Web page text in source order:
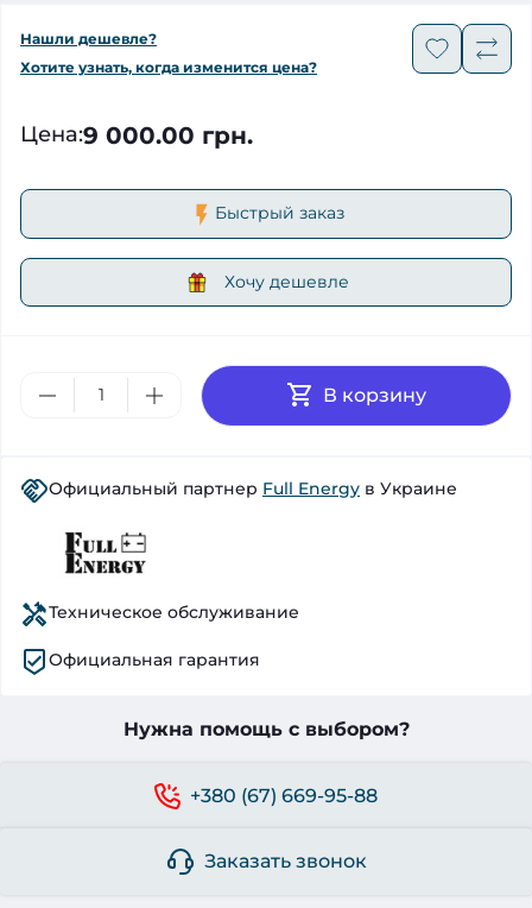
Нашли дешевле?
Хотите узнать, когда изменится цена?
Цена:9 000.00 грн.
Быстрый заказ
Хочу дешевле
В корзину
Официальный партнер Full Energy в Украине
Техническое обслуживание
Официальная гарантия
Нужна помощь с выбором?
+380 (67) 669-95-88
Заказать звонок